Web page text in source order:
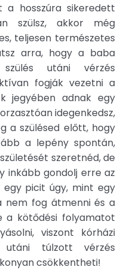
a hosszúra sikeredett
szülsz, akkor még
teljesen természetes
arra, hogy a baba
utáni vérzés
fogják vezetni a
jegyében adnak egy
idegenkedsz,
a szülésed előtt, hogy
a lepény spontán,
szeretnéd, de
inkább gondolj erre az
egy picit úgy, mint egy
nem fog átmenni és a
a kötődési folyamatot
viszont kórházi
utáni túlzott vérzés
csökkentheti!